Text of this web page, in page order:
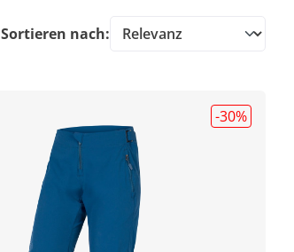
Sortieren nach:
-30%